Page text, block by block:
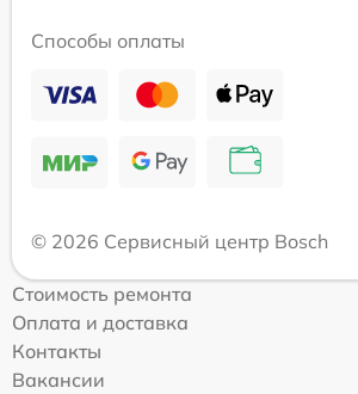
Способы оплаты
© 2026 Сервисный центр Bosch
Стоимость ремонта
Оплата и доставка
Контакты
Вакансии